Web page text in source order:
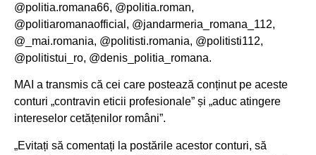
@politia.romana66, @politia.roman,
@politiaromanaofficial, @jandarmeria_romana_112,
@_mai.romania, @politisti.romania, @politisti112,
@politistui_ro, @denis_politia_romana.
MAI a transmis că cei care postează conținut pe aceste
conturi „contravin eticii profesionale” și „aduc atingere
intereselor cetățenilor români”.
„Evitați să comentați la postările acestor conturi, să